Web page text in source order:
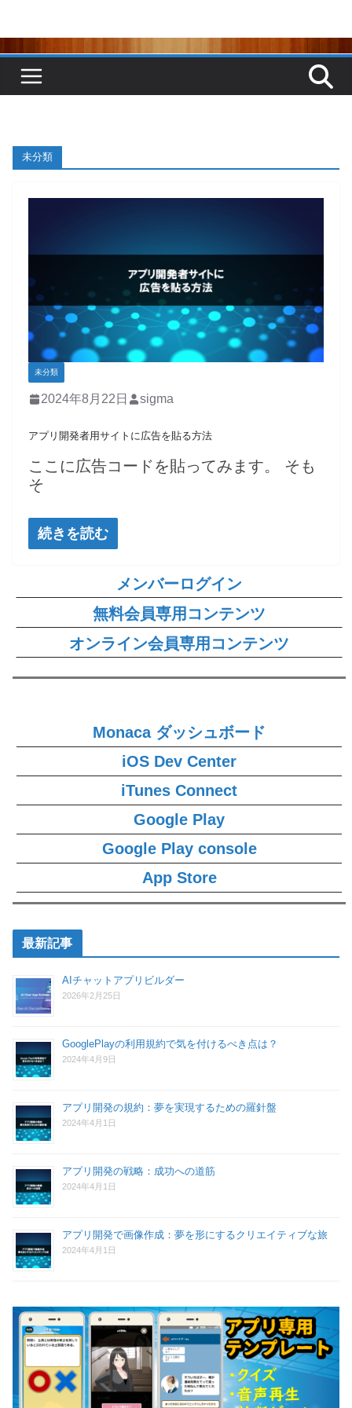
ン
ツ
未分類
未分類
2024年8月22日 sigma
アプリ開発者用サイトに広告を貼る方法
ここに広告コードを貼ってみます。 そも
そ
続きを読む
メンバーログイン
無料会員専用コンテンツ
オンライン会員専用コンテンツ
Monaca ダッシュボード
iOS Dev Center
iTunes Connect
Google Play
Google Play console
App Store
最新記事
AIチャットアプリビルダー
2026年2月25日
GooglePlayの利用規約で気を付けるべき点は？
2024年4月9日
アプリ開発の規約：夢を実現するための羅針盤
2024年4月1日
アプリ開発の戦略：成功への道筋
2024年4月1日
アプリ開発で画像作成：夢を形にするクリエイティブな旅
2024年4月1日